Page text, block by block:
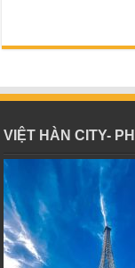
VIỆT HÀN CITY-